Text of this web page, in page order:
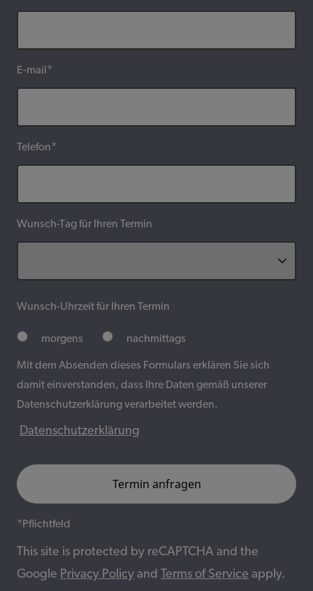
E-mail*
Telefon*
Wunsch-Tag für Ihren Termin
Wunsch-Uhrzeit für Ihren Termin
morgens nachmittags
Mit dem Absenden dieses Formulars erklären Sie sich
damit einverstanden, dass Ihre Daten gemäß unserer
Datenschutzerklärung verarbeitet werden.
Datenschutzerklärung
*Pflichtfeld
This site is protected by reCAPTCHA and the
Google Privacy Policy and Terms of Service apply.